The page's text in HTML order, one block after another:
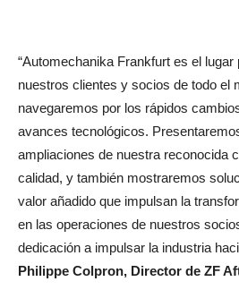
“Automechanika Frankfurt es el
nuestros clientes y socios de todo el
navegaremos por los rápidos
avances tecnológicos.
ampliaciones de nuestra reconocida
calidad, y también mostraremos
valor añadido que impulsan la
en las operaciones de nuestros
dedicación a impulsar la industria
Philippe Colpron, Director de ZF